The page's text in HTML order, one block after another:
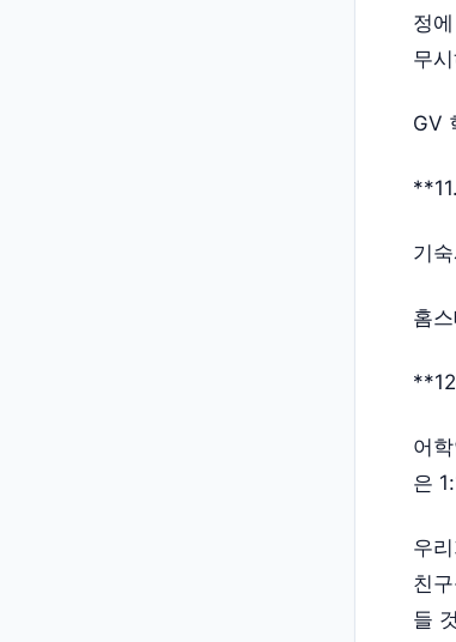
정
무
GV
기
홈
어
은
우
친
들